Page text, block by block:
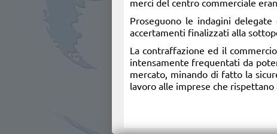
merci del centro commerciale
Proseguono le indagini
accertamenti finalizzati alla
La contraffazione ed il
intensamente frequentati da
mercato, minando di fatto la
lavoro alle imprese che rispettano